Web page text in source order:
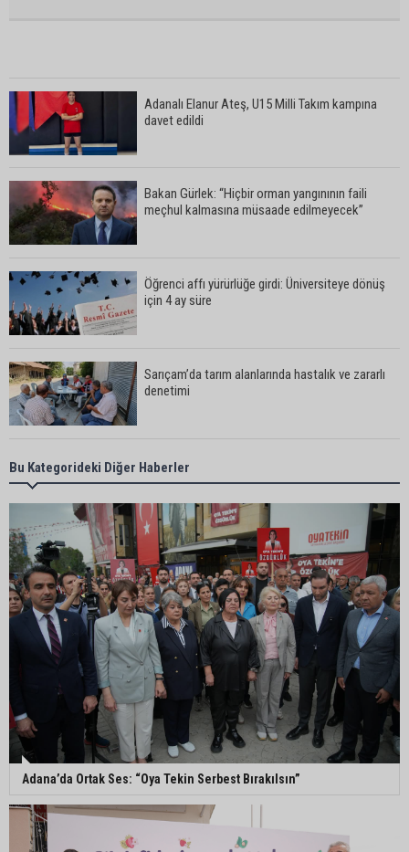
Adanalı Elanur Ateş, U15 Milli Takım kampına
davet edildi
Bakan Gürlek: “Hiçbir orman yangınının faili
meçhul kalmasına müsaade edilmeyecek”
Öğrenci affı yürürlüğe girdi: Üniversiteye dönüş
için 4 ay süre
Sarıçam’da tarım alanlarında hastalık ve zararlı
denetimi
Adanalı iki teknik direktör Trendyol 1. Lig’de
görev yapacak
Süreyya Yavuz’dan şehit ailelerine ziyaret
Murat Şahin Aktürk, YENİ Parti Tufanbeyli İlçe
Başkanı oldu
ASKİ Genel Müdürü Mansur Aladağ emekli oldu
İngiltere’nin çöpü Adana’ya geldi, mikroplastik
tartışması büyüdü
Bu Kategorideki Diğer Haberler
Adana’da Ortak Ses: “Oya Tekin Serbest Bırakılsın”